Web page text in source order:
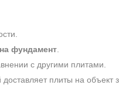
фундамент
с другими плитами.
доставляет плиты на объект